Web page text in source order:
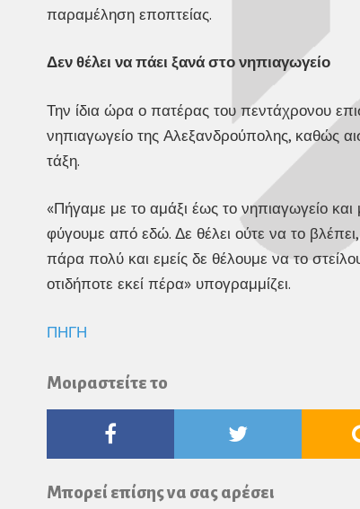
παραμέληση εποπτείας.
Δεν θέλει να πάει ξανά στο νηπιαγωγείο
Την ίδια ώρα ο πατέρας του πεντάχρονου
νηπιαγωγείο της Αλεξανδρούπολης, καθώς
τάξη.
«Πήγαμε με το αμάξι έως το νηπιαγωγείο
φύγουμε από εδώ. Δε θέλει ούτε να το
πάρα πολύ και εμείς δε θέλουμε να το
οτιδήποτε εκεί πέρα» υπογραμμίζει.
ΠΗΓΗ
Μοιραστείτε το
Twitter
Μπορεί επίσης να σας αρέσει